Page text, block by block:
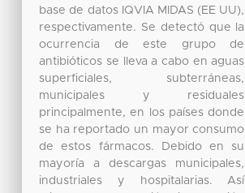
base de datos IQVIA MIDAS (EE UU),
respectivamente. Se detectó que la
ocurrencia de este grupo de
antibióticos se lleva a cabo en aguas
superficiales, subterráneas,
municipales y residuales
principalmente, en los países donde
se ha reportado un mayor consumo
de estos fármacos. Debido en su
mayoría a descargas municipales,
industriales y hospitalarias. Así